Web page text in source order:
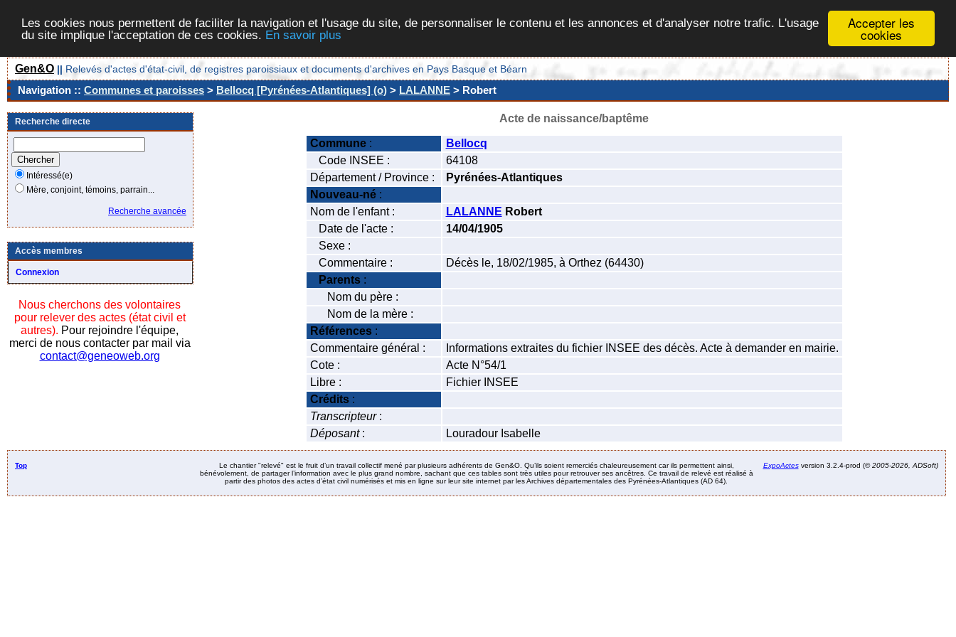
Accepter les
cookies
Les cookies nous permettent de faciliter la navigation et l'usage du site, de personnaliser le contenu et les annonces et d'analyser notre trafic. L'usage
du site implique l'acceptation de ces cookies. En savoir plus
Gen&O || Relevés d'actes d'état-civil, de registres paroissiaux et documents d'archives en Pays Basque et Béarn
Navigation :: Communes et paroisses > Bellocq [Pyrénées-Atlantiques] (o) > LALANNE > Robert
Recherche directe
Intéressé(e)
Mère, conjoint, témoins, parrain...
Recherche avancée
Accès membres
Connexion
Nous cherchons des volontaires
pour relever des actes (état civil et
autres). Pour rejoindre l'équipe,
merci de nous contacter par mail via
contact@geneoweb.org
Acte de naissance/baptême
Commune:
Bellocq
Code INSEE :
64108
Département / Province :
Pyrénées-Atlantiques
Nouveau-né:
Nom de l'enfant :
LALANNE Robert
Date de l'acte :
14/04/1905
Sexe :
Commentaire :
Décès le, 18/02/1985, à Orthez (64430)
Parents:
Nom du père :
Nom de la mère :
Références:
Commentaire général :
Informations extraites du fichier INSEE des décès. Acte à demander en mairie.
Cote :
Acte N°54/1
Libre :
Fichier INSEE
Crédits:
Transcripteur:
Déposant: Louradour Isabelle
Top
Le chantier "relevé" est le fruit d’un travail collectif mené par plusieurs adhérents de Gen&O. Qu’ils soient remerciés chaleureusement car ils permettent ainsi,
bénévolement, de partager l’information avec le plus grand nombre, sachant que ces tables sont très utiles pour retrouver ses ancêtres. Ce travail de relevé est réalisé à
partir des photos des actes d’état civil numérisés et mis en ligne sur leur site internet par les Archives départementales des Pyrénées-Atlantiques (AD 64).
ExpoActesversion 3.2.4-prod (©2005-2026, ADSoft)